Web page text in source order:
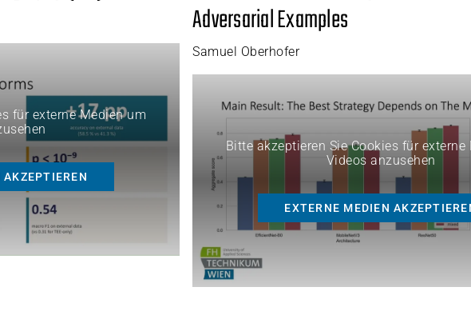
für externe Medien um
AKZEPTIEREN
Adversarial Examples
Samuel Oberhofer
Bitte akzeptieren Sie Cookies für externe
Videos anzusehen
EXTERNE MEDIEN